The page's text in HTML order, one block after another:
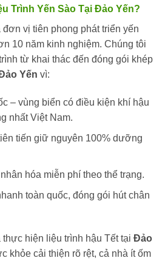
Trình Yến Sào Tại Đảo Yến?
đơn vị tiên phong phát triển yến
10 năm kinh nghiệm. Chúng tôi
từ khai thác đến đóng gói khép
Yến vì:
– vùng biển có điều kiện khí hậu
nhất Việt Nam.
tiến giữ nguyên 100% dưỡng
hóa miễn phí theo thể trạng.
toàn quốc, đóng gói hút chân
hiện liệu trình hậu Tết tại Đảo
khỏe cải thiện rõ rệt, cả nhà ít ốm